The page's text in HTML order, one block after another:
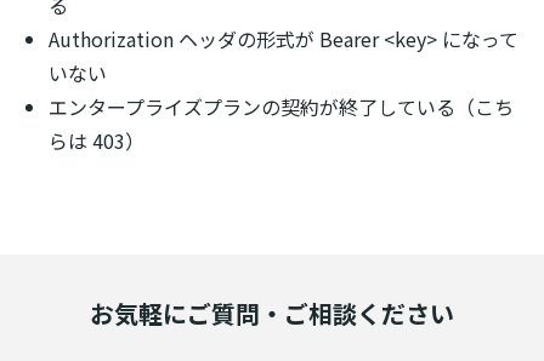
Authorization ヘッダの形式が Bearer <key> になって
いない
エンタープライズプランの契約が終了している（こち
らは 403）
お気軽にご質問・ご相談ください